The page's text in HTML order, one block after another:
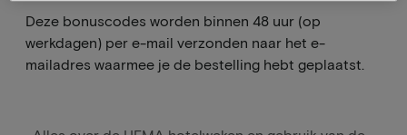
Deze bonuscodes worden binnen 48 uur (op
werkdagen) per e-mail verzonden naar het e-
mailadres waarmee je de bestelling hebt geplaatst.